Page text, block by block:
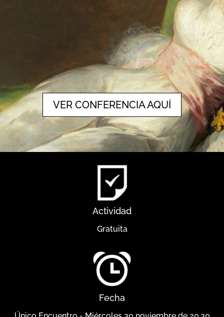
VER CONFERENCIA AQUÍ
Actividad
Gratuita
Fecha